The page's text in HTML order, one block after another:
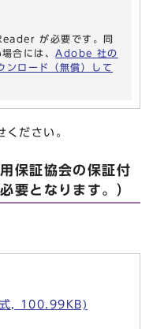
が必要です。同
場合には、Adobe 社の
ロード（無償）して
ださい。
保証協会の保証付
要となります。）
式, 100.99KB)